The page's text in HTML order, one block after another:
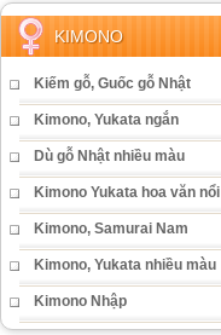
KIMONO
Kiếm gỗ, Guốc gỗ Nhật
Kimono, Yukata ngắn
Dù gỗ Nhật nhiều màu
Kimono Yukata hoa văn nổi
Kimono, Samurai Nam
Kimono, Yukata nhiều màu
Kimono Nhập